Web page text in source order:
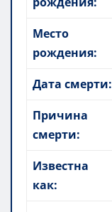
Место
рождения:
Дата смерти:
Причина
смерти:
Известна
как: